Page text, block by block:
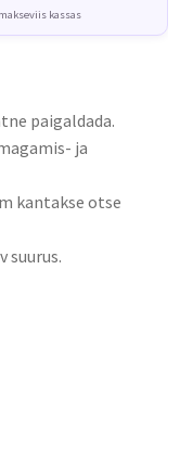
kassas
paigaldada.
ja
kantakse otse
suurus.